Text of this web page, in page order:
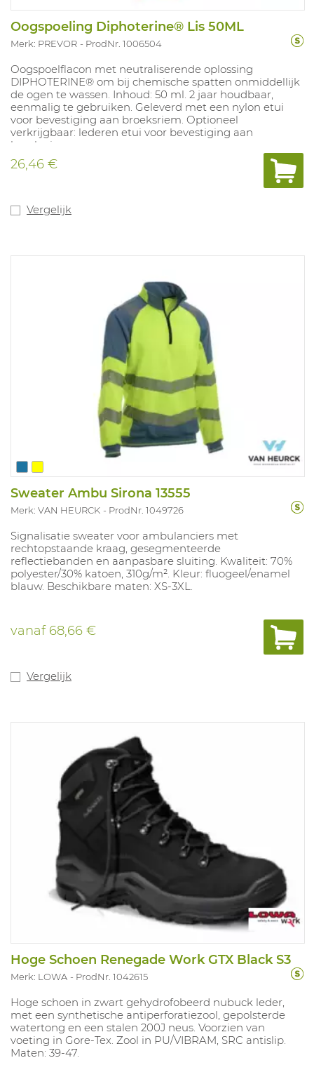
Oogspoeling Diphoterine® Lis 50ML
Merk: PREVOR ProdNr. 1006504
Oogspoelflacon met neutraliserende oplossing
DIPHOTERINE® om bij chemische spatten onmiddellijk
de ogen te wassen. Inhoud: 50 ml. 2 jaar houdbaar,
eenmalig te gebruiken. Geleverd met een nylon etui
voor bevestiging aan broeksriem. Optioneel
verkrijgbaar: lederen etui voor bevestiging aan
broeksriem. www.prevor.com.
26,46 €
Vergelijk
Sweater Ambu Sirona 13555
Merk: VAN HEURCK ProdNr. 1049726
Signalisatie sweater voor ambulanciers met
rechtopstaande kraag, gesegmenteerde
reflectiebanden en aanpasbare sluiting. Kwaliteit: 70%
polyester/30% katoen, 310g/m². Kleur: fluogeel/enamel
blauw. Beschikbare maten: XS-3XL.
vanaf68,66 €
Vergelijk
Hoge Schoen Renegade Work GTX Black S3
Merk: LOWA ProdNr. 1042615
Hoge schoen in zwart gehydrofobeerd nubuck leder,
met een synthetische antiperforatiezool, gepolsterde
watertong en een stalen 200J neus. Voorzien van
voeting in Gore-Tex. Zool in PU/VIBRAM, SRC antislip.
Maten: 39-47.